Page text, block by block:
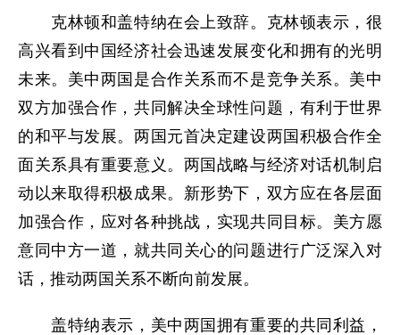
克林顿和盖特纳在会上致辞。克林顿表示，很
高兴看到中国经济社会迅速发展变化和拥有的光明
未来。美中两国是合作关系而不是竞争关系。美中
双方加强合作，共同解决全球性问题，有利于世界
的和平与发展。两国元首决定建设两国积极合作全
面关系具有重要意义。两国战略与经济对话机制启
动以来取得积极成果。新形势下，双方应在各层面
加强合作，应对各种挑战，实现共同目标。美方愿
意同中方一道，就共同关心的问题进行广泛深入对
话，推动两国关系不断向前发展。
盖特纳表示，美中两国拥有重要的共同利益，